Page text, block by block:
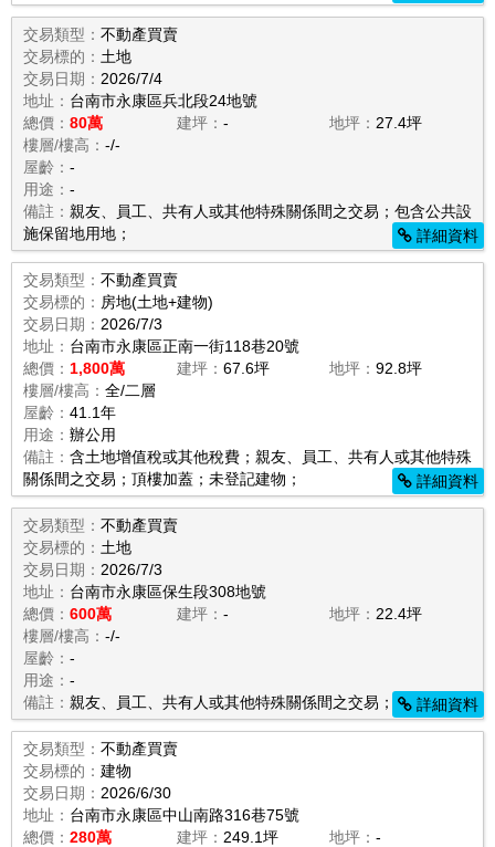
交易類型： 不動產買賣
交易標的： 土地
交易日期： 2026/7/4
地址： 台南市永康區兵北段24地號
總價： 80萬 建坪： - 地坪： 27.4坪
樓層/樓高： -/-
屋齡： -
用途： -
備註： 親友、員工、共有人或其他特殊關係間之交易；包含公共設
施保留地用地；
詳細資料
交易類型： 不動產買賣
交易標的： 房地(土地+建物)
交易日期： 2026/7/3
地址： 台南市永康區正南一街118巷20號
總價： 1,800萬 建坪： 67.6坪 地坪：92.8坪
樓層/樓高： 全/二層
屋齡： 41.1年
用途： 辦公用
備註： 含土地增值稅或其他稅費；親友、員工、共有人或其他特殊
關係間之交易；頂樓加蓋；未登記建物；
詳細資料
交易類型： 不動產買賣
交易標的： 土地
交易日期： 2026/7/3
地址： 台南市永康區保生段308地號
總價： 600萬 建坪： - 地坪： 22.4坪
樓層/樓高： -/-
屋齡： -
用途： -
備註： 親友、員工、共有人或其他特殊關係間之交易； 詳細資料
交易類型： 不動產買賣
交易標的： 建物
交易日期： 2026/6/30
地址： 台南市永康區中山南路316巷75號
總價： 280萬 建坪： 249.1坪 地坪：-